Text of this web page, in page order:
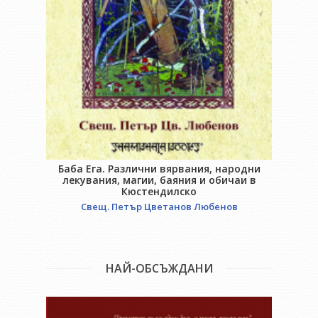
Баба Ега. Различни вярвания, народни
лекувания, магии, баяния и обичаи в
Кюстендилско
Свещ. Петър Цветанов Любенов
НАЙ-ОБСЪЖДАНИ